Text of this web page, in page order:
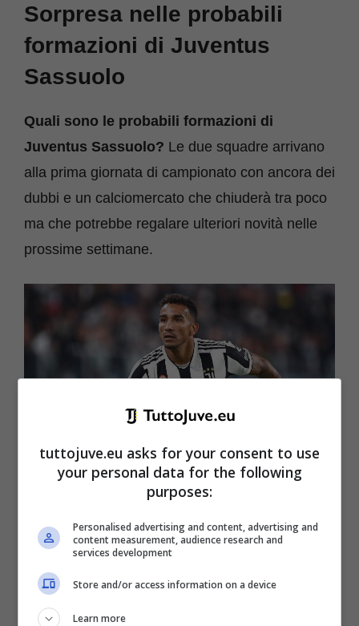
Sorpresa nelle probabili
formazioni di Juventus
Sassuolo
Quali sono le probabili formazioni di
Juventus Sassuolo? Le due squadre arrivano
alla prima giornata di campionato con ancora dei
dubbi e un calciomercato che chiuderà tra poco
ma che potrebbe regalare ulteriori novità nelle
prossime settimane.
Db Torino 06/11/2021 – campionato di calcio serie A /
Juventus-Fiorentina / foto Daniele Buffa/Image Sport
nella foto: Danilo Luiz da Silva
In porta, come detto, ci saràMattia Perin
linea a quattroin difesa troveremo schierati
tuttojuve.eu asks for your consent to use
your personal data for the following
purposes:
Personalised advertising and content, advertising and
content measurement, audience research and
services development
Store and/or access information on a device
Learn more